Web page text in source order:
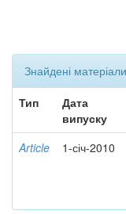
Знайдені
Тип
Дата
випуску
Article 1-січ-2010